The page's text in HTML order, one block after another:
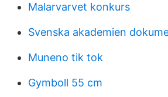
Malarvarvet konkurs
Svenska akademien
Muneno tik tok
Gymboll 55 cm